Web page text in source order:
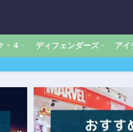
・４ ディフェンダーズ アイ